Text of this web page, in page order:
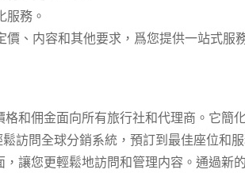
務。
、内容和其他要求，爲您提供一站式服
和佣金面向所有旅行社和代理商。它簡
訪問全球分銷系統，預訂到最佳座位和
讓您更輕鬆地訪問和管理内容。通過新